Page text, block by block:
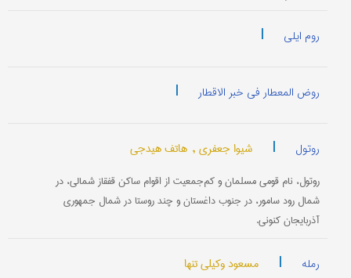
روم ایلی |
روض المعطار فی خبر الاقطار |
روتول | شیوا جعفری , هاتف هیدجی
روتول، نام قومی مسلمان و کم‌جمعیت از اقوام ساکن قفقاز شمالی، در
شمال رود سامور، در جنوب داغستان و چند روستا در شمال جمهوری
آذربایجان کنونی.
رمله | مسعود وکیلی تنها